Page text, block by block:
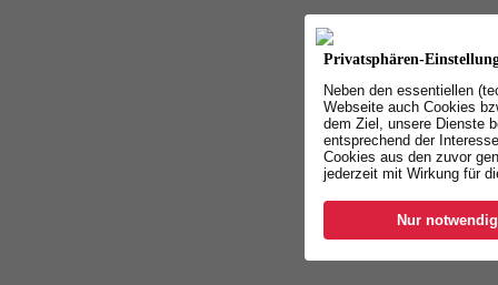
Privatsphären-
Neben den essentiellen
Webseite auch Cookies
dem Ziel, unsere Dienste
entsprechend der
Cookies aus den zuvor
jederzeit mit Wirkung für
Nur